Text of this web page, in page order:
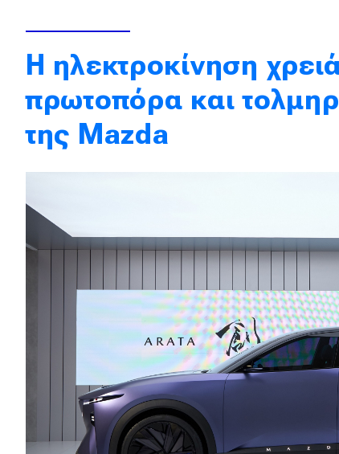
Τεχνολογία
Ασφάλεια
Αγορά
Απόψεις
Δοκιμή
Αποστολή
Συγκρίνουμε
Formula 1
WRC
Motorsport
Η ηλεκτροκίνηση
πρωτοπόρα και
της Mazda